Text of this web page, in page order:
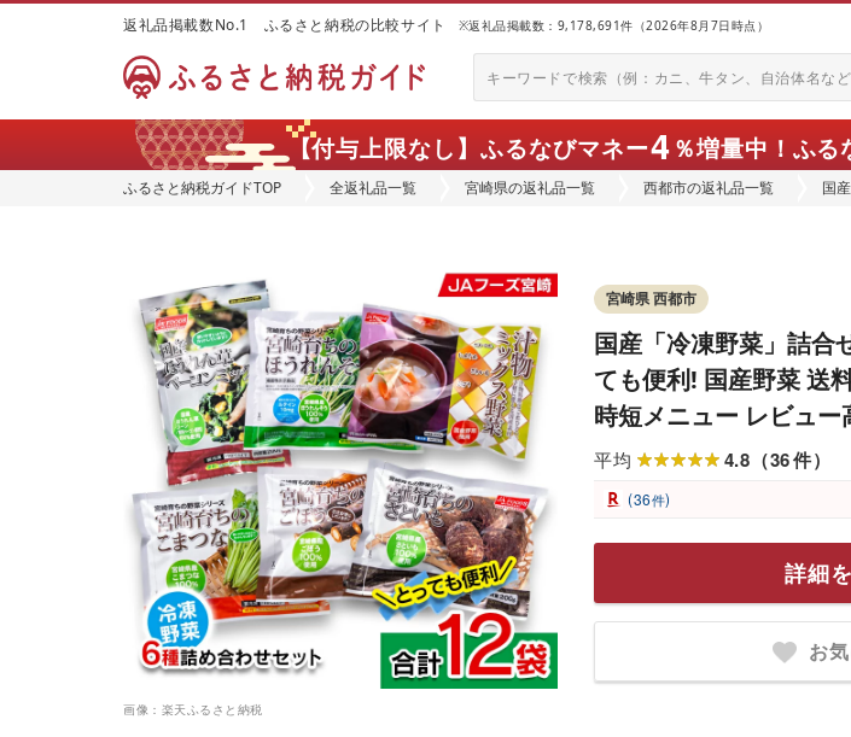
返礼品掲載数No.1 ふるさと納税の比較サイト ※返礼品掲載数：9,178,691件（2026年8月7日時点）
【付与上限なし】ふるなびマネー4％増量中！ ふる
ふるさと納税ガイドTOP 全返礼品一覧 宮崎県の返礼品一覧 西都市の返礼品一覧
国
画像：楽天ふるさと納税
宮崎県 西都市
国産「冷凍野菜」詰合
ても便利! 国産野菜 送
時短メニュー レビュ
平均 4.8 （36件）
(36件)
詳細
お